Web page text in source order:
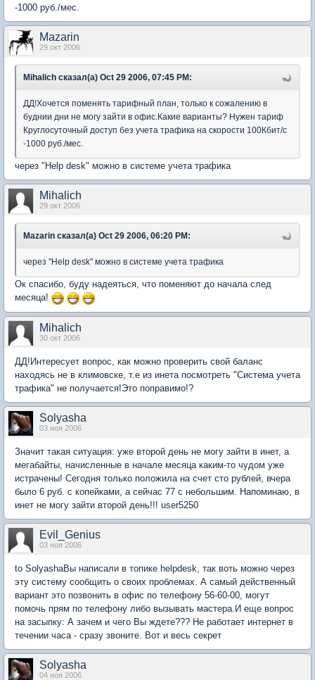
-1000 руб./мес.
Mazarin
29 окт 2006
Mihalich сказал(а) Oct 29 2006, 07:45 PM:
ДД!Хочется поменять тарифный план, только к сожалению в
буднии дни не могу зайти в офис.Какие варианты? Нужен тариф
Круглосуточный доступ без учета трафика на скорости 100Кбит/c
-1000 руб./мес.
через "Help desk" можно в системе учета трафика
Mihalich
29 окт 2006
Mazarin сказал(а) Oct 29 2006, 06:20 PM:
через "Help desk" можно в системе учета трафика
Ок спасибо, буду надеяться, что поменяют до начала след
месяца!
Mihalich
30 окт 2006
ДД!Интересует вопрос, как можно проверить свой баланс
находясь не в климовске, т.е из инета посмотреть "Система учета
трафика" не получается!Это поправимо!?
Solyasha
03 ноя 2006
Значит такая ситуация: уже второй день не могу зайти в инет, а
мегабайты, начисленные в начале месяца каким-то чудом уже
истрачены! Сегодня только положила на счет сто рублей, вчера
было 6 руб. с копейками, а сейчас 77 с небольшим. Напоминаю, в
инет не могу зайти второй день!!! user5250
Evil_Genius
03 ноя 2006
to SolyashaВы написали в топике helpdesk, так воть можно через
эту систему сообщить о своих проблемах. А самый действенный
вариант это позвонить в офис по телефону 56-60-00, могут
помочь прям по телефону либо вызывать мастера.И еще вопрос
на засыпку: А зачем и чего Вы ждете??? Не работает интернет в
течении часа - сразу звоните. Вот и весь секрет
Solyasha
04 ноя 2006